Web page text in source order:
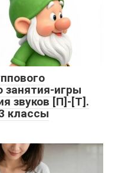
занятия-игры
звуков [П]-[Т].
классы